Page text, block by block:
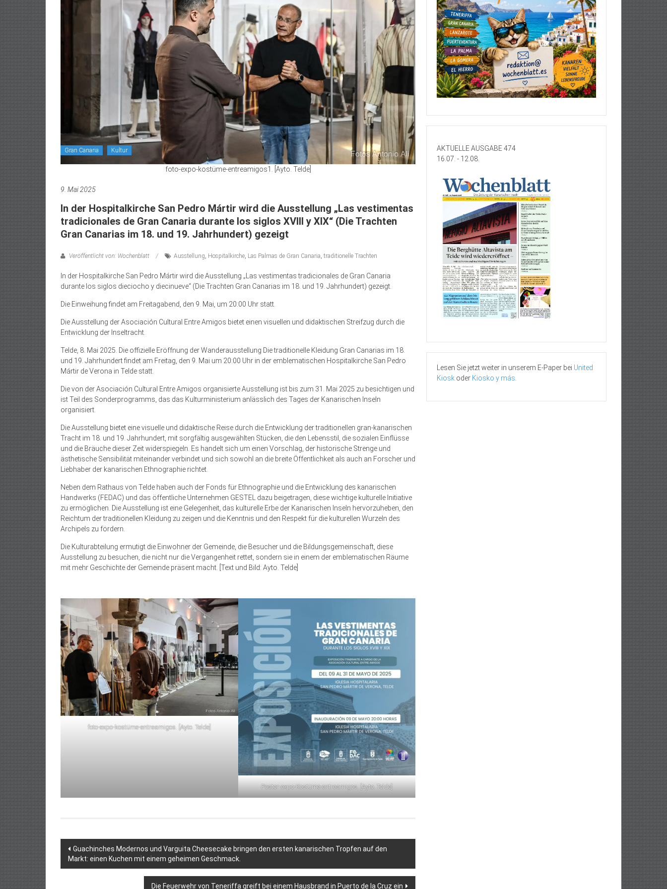
Gran Canaria Kultur
foto-expo-kostüme-entreamigos1. [Ayto. Telde]
9. Mai 2025
In der Hospitalkirche San Pedro Mártir wird die Ausstellung „Las vestimentas
tradicionales de Gran Canaria durante los siglos XVIII y XIX“ (Die Trachten
Gran Canarias im 18. und 19. Jahrhundert) gezeigt
Veröffentlicht von: Wochenblatt Ausstellung Hospitalkirche Las Palmas de Gran Canaria traditionelle Trachten
In der Hospitalkirche San Pedro Mártir wird die Ausstellung „Las vestimentas tradicionales de Gran Canaria
durante los siglos dieciocho y diecinueve“ (Die Trachten Gran Canarias im 18. und 19. Jahrhundert) gezeigt.
Die Einweihung findet am Freitagabend, den 9. Mai, um 20:00 Uhr statt.
Die Ausstellung der Asociación Cultural Entre Amigos bietet einen visuellen und didaktischen Streifzug durch die
Entwicklung der Inseltracht.
Telde, 8. Mai 2025. Die offizielle Eröffnung der Wanderausstellung Die traditionelle Kleidung Gran Canarias im 18.
und 19. Jahrhundert findet am Freitag, den 9. Mai um 20:00 Uhr in der emblematischen Hospitalkirche San Pedro
Mártir de Verona in Telde statt.
Die von der Asociación Cultural Entre Amigos organisierte Ausstellung ist bis zum 31. Mai 2025 zu besichtigen und
ist Teil des Sonderprogramms, das das Kulturministerium anlässlich des Tages der Kanarischen Inseln
organisiert.
Die Ausstellung bietet eine visuelle und didaktische Reise durch die Entwicklung der traditionellen gran-kanarischen
Tracht im 18. und 19. Jahrhundert, mit sorgfältig ausgewählten Stücken, die den Lebensstil, die sozialen Einflüsse
und die Bräuche dieser Zeit widerspiegeln. Es handelt sich um einen Vorschlag, der historische Strenge und
ästhetische Sensibilität miteinander verbindet und sich sowohl an die breite Öffentlichkeit als auch an Forscher und
Liebhaber der kanarischen Ethnographie richtet.
Neben dem Rathaus von Telde haben auch der Fonds für Ethnographie und die Entwicklung des kanarischen
Handwerks (FEDAC) und das öffentliche Unternehmen GESTEL dazu beigetragen, diese wichtige kulturelle Initiative
zu ermöglichen. Die Ausstellung ist eine Gelegenheit, das kulturelle Erbe der Kanarischen Inseln hervorzuheben, den
Reichtum der traditionellen Kleidung zu zeigen und die Kenntnis und den Respekt für die kulturellen Wurzeln des
Archipels zu fördern.
Die Kulturabteilung ermutigt die Einwohner der Gemeinde, die Besucher und die Bildungsgemeinschaft, diese
Ausstellung zu besuchen, die nicht nur die Vergangenheit rettet, sondern sie in einem der emblematischen Räume
mit mehr Geschichte der Gemeinde präsent macht. [Text und Bild: Ayto. Telde]
foto-expo-kostüme-entreamigos. [Ayto. Telde]
Poster-expo-Kostüme-entreamigos. [Ayto. Telde]
Beitragsnavigation
Guachinches Modernos und Varguita Cheesecake bringen den ersten kanarischen Tropfen auf den
Markt: einen Kuchen mit einem geheimen Geschmack.
Die Feuerwehr von Teneriffa greift bei einem Hausbrand in Puerto de la Cruz ein
AKTUELLE AUSGABE 474
16.07. - 12.08.
Lesen Sie jetzt weiter in unserem E-Paper bei United
Kiosk oder Kiosko y más